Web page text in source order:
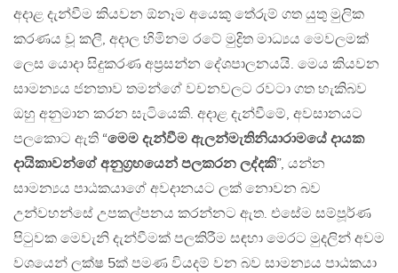
අදාළ දැන්වීම කියවන ඕනෑම අයෙකු තේරුම් ගත යුතු මුලික
කරණය වූ කලී, අදාල හිමිනම රටේ මුද්‍රිත මාධ්‍යය මෙවලමක්
ලෙස යොදා සිදුකරණ අප්‍රසන්න දේශපාලනයයි. මෙය කියවන
සාමන්‍යය ජනතාව තමන්ගේ වචනවලට රවටා ගත හැකිබව
ඔහු අනුමාන කරන සැටියෙකි. අදාළ දැන්වීමේ, අවසානයට
පලකොට ඇති “මෙම දැන්වීම ඇලන්මැතිනියාරාමයේ දායක
දායිකාවන්ගේ අනුග්‍රහයෙන් පලකරන ලද්දකි”, යන්න
සාමන්‍යය පාඨකයාගේ අවදානයට ලක් නොවන බව
උන්වහන්සේ උපකල්පනය කරන්නට ඇත. එසේම සම්පූර්ණ
පිටුවක මෙවැනි දැන්වීමක් පලකිරීම සඳහා මෙරට මුදලින් අවම
වශයෙන් ලක්ෂ 5ක් පමණ වියදම් වන බව සාමන්‍යය පාඨකයා